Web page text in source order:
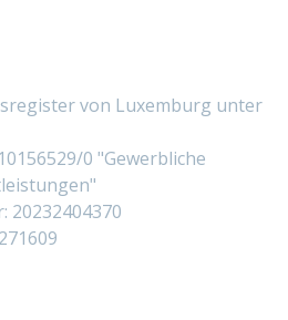
von Luxemburg unter
0 "Gewerbliche
20232404370